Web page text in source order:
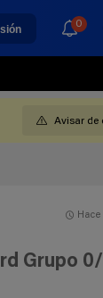
0
Avisar de
Grupo